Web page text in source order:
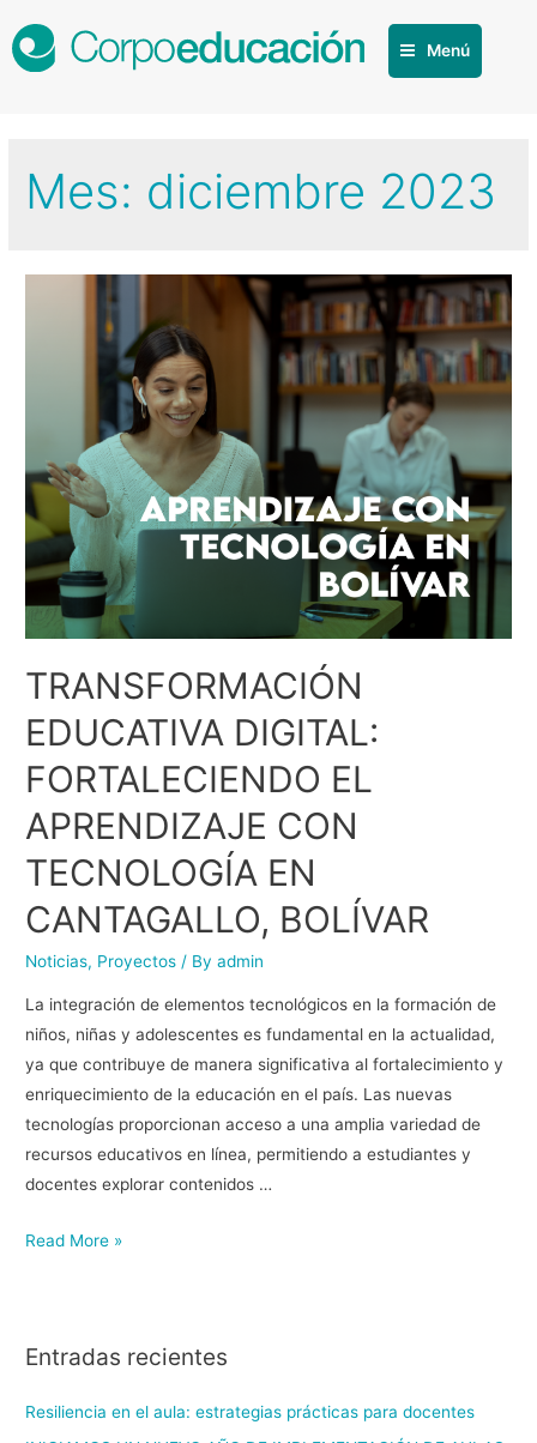
Menú
Mes: diciembre 2023
TRANSFORMACIÓN
EDUCATIVA DIGITAL:
FORTALECIENDO EL
APRENDIZAJE CON
TECNOLOGÍA EN
CANTAGALLO, BOLÍVAR
Noticias, Proyectos / Byadmin
La integración de elementos tecnológicos en la formación de
niños, niñas y adolescentes es fundamental en la actualidad,
ya que contribuye de manera significativa al fortalecimiento y
enriquecimiento de la educación en el país. Las nuevas
tecnologías proporcionan acceso a una amplia variedad de
recursos educativos en línea, permitiendo a estudiantes y
docentes explorar contenidos …
Read More »
Entradas recientes
Resiliencia en el aula: estrategias prácticas para docentes